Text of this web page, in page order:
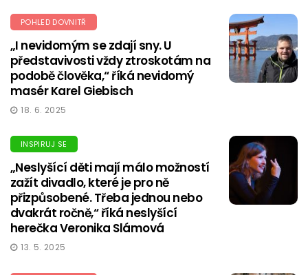
POHLED DOVNITŘ
„I nevidomým se zdají sny. U
představivosti vždy ztroskotám na
podobě člověka,“ říká nevidomý
masér Karel Giebisch
18. 6. 2025
INSPIRUJ SE
„Neslyšící děti mají málo možností
zažít divadlo, které je pro ně
přizpůsobené. Třeba jednou nebo
dvakrát ročně,“ říká neslyšící
herečka Veronika Slámová
13. 5. 2025